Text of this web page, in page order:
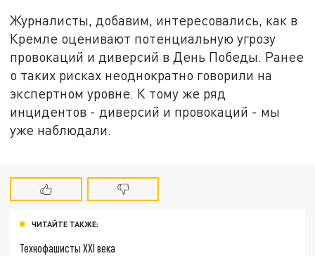
Журналисты, добавим, интересовались, как в
Кремле оценивают потенциальную угрозу
провокаций и диверсий в День Победы. Ранее
о таких рисках неоднократно говорили на
экспертном уровне. К тому же ряд
инцидентов - диверсий и провокаций - мы
уже наблюдали.
ЧИТАЙТЕ ТАКЖЕ:
Технофашисты XXI века